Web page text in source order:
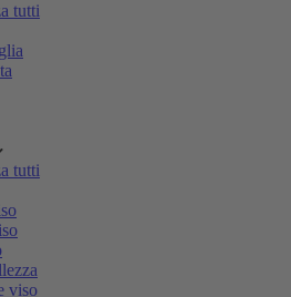
tutti
tutti
viso